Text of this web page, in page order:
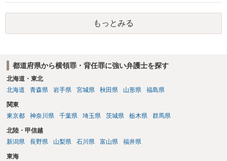
でしたら、弁護士に依頼される必要が生じます。 なお、捜査機関の言
う「横領罪」は、相談の背景に記載されている事情から占有離脱物横
領罪を指すと思われます。 上記、ご参考ください。
もっとみる
都道府県から横領罪・背任罪に強い弁護士を探す
北海道・東北
北海道
青森県 岩手県 宮城県 秋田県 山形県 福島県
関東
東京都
神奈川県 千葉県 埼玉県 茨城県 栃木県 群馬県
北陸・甲信越
新潟県
長野県 山梨県 石川県 富山県 福井県
東海